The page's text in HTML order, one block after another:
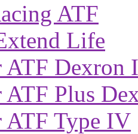
ATF
Life
ATF Dexron
ATF Plus
ATF Type IV